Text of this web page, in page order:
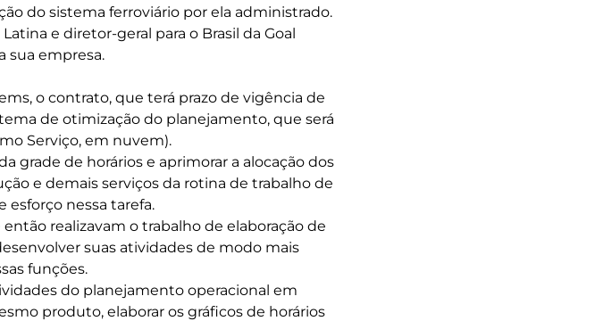
do sistema ferroviário por ela administrado.
e diretor-geral para o Brasil da Goal
sua empresa.
o contrato, que terá prazo de vigência de
de otimização do planejamento, que será
Serviço, em nuvem).
grade de horários e aprimorar a alocação dos
e demais serviços da rotina de trabalho de
esforço nessa tarefa.
realizavam o trabalho de elaboração de
suas atividades de modo mais
funções.
do planejamento operacional em
produto, elaborar os gráficos de horários